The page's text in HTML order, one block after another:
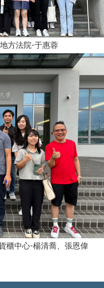
惠蓉
清喬、張恩偉